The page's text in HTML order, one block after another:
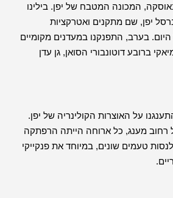
המכונה המטבח של יפן. בילינו
יפן, שם מתקנים ואטרקציות
בערב, התפנקנו במעדנים מקומיים
ברובע דוטונבורי הסואן, גן עדן
על האוצרות הקולינריה של יפן.
רחוב מענג, כל ארוחה הייתה הרפתקה
טעמים שונים, במיוחד את פנקייקי